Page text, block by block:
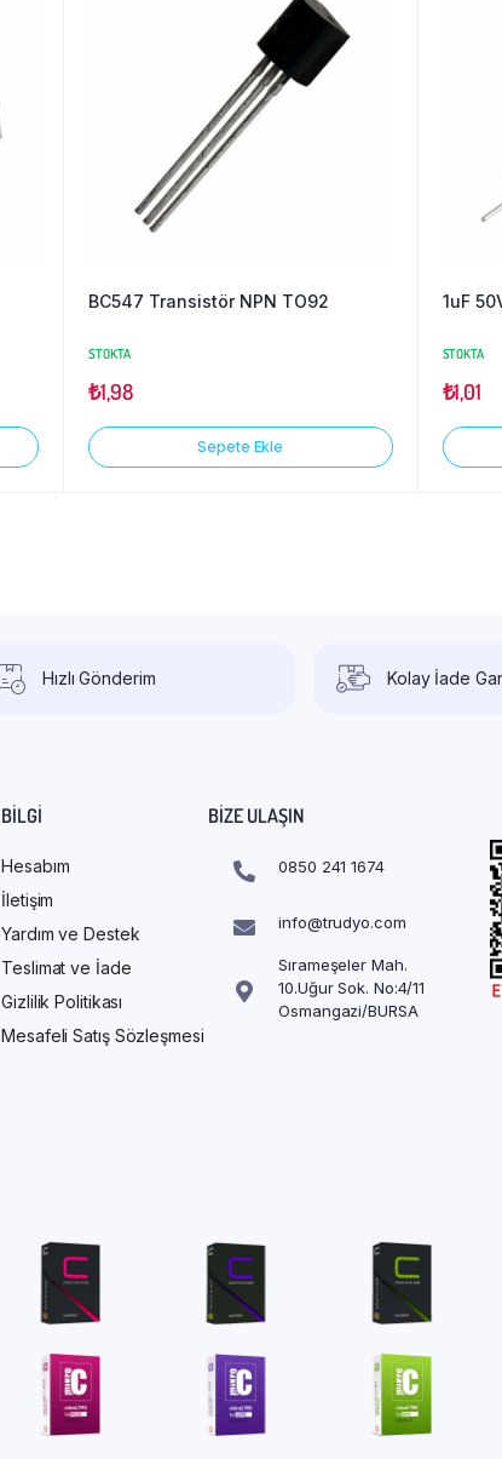
BC547 Transistör NPN TO92
STOKTA
₺1,98
Sepete Ekle
1uF
STOKTA
₺1,01
Hızlı Gönderim Kolay İade
BILGI
Hesabım
İletişim
Yardım ve Destek
Teslimat ve İade
Gizlilik Politikası
Mesafeli Satış Sözleşmesi
BIZE ULAŞIN
0850 241 1674
info@trudyo.com
Sırameşeler Mah.
10.Uğur Sok. No:4/11
Osmangazi/BURSA